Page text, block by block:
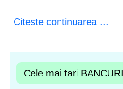
Citeste continuarea ...
Cele mai tari BANCURI